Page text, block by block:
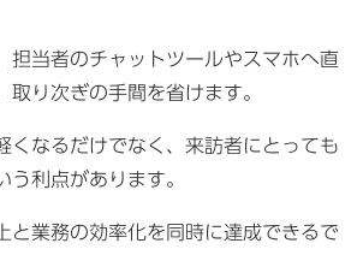
担当者のチャットツールやスマホへ直
取り次ぎの手間を省けます。
くなるだけでなく、来訪者にとっても
う利点があります。
と業務の効率化を同時に達成できるで